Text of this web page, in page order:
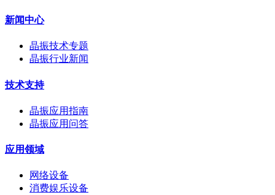
新闻中心
晶振技术专题
晶振行业新闻
技术支持
晶振应用指南
晶振应用问答
应用领域
网络设备
消费娱乐设备